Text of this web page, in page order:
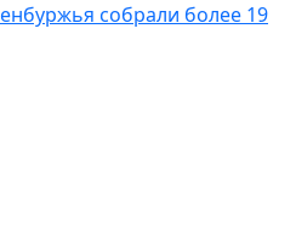
собрали более 19